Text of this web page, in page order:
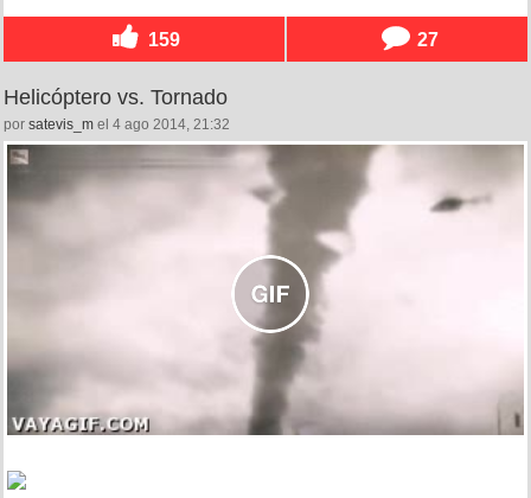
159 27
Helicóptero vs. Tornado
por satevis_m el 4 ago 2014, 21:32